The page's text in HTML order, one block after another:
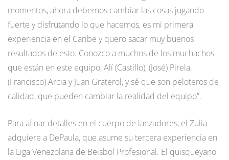
momentos, ahora debemos cambiar las cosas jugando
fuerte y disfrutando lo que hacemos, es mi primera
experiencia en el Caribe y quero sacar muy buenos
resultados de esto. Conozco a muchos de los muchachos
que están en este equipo, Alí (Castillo), (José) Pirela,
(Francisco) Arcia y Juan Graterol, y sé que son peloteros de
calidad, que pueden cambiar la realidad del equipo”.
Para afinar detalles en el cuerpo de lanzadores, el Zulia
adquiere a DePaula, que asume su tercera experiencia en
la Liga Venezolana de Beisbol Profesional. El quisqueyano